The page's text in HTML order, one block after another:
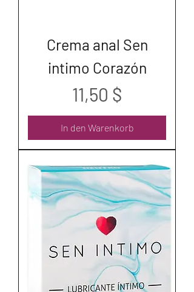
Crema anal Sen
intimo Corazón
Preis
11,50 $
In den Warenkorb